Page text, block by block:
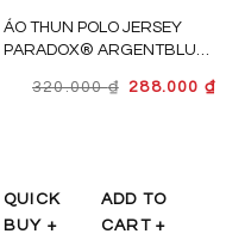
ÁO THUN POLO JERSEY
PARADOX® ARGENTBLUE
320.000₫ GIÁ
288.000 ₫GIÁ
QUICK
BUY +
ADD TO
CART +